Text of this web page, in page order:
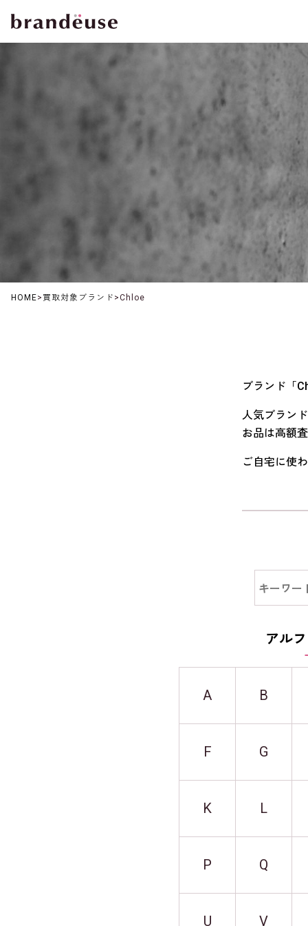
HOME> 買取対象ブランド >Chloe
ブランド「
人気ブラン
お品は高額
ご自宅に使
アル
A B
F G
K L
P Q
U V